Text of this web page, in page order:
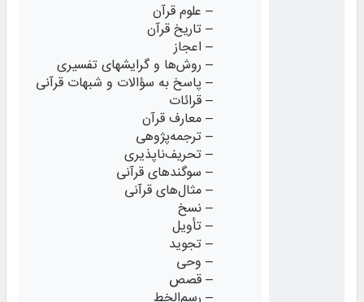
– علوم قرآن
– تاریخ قرآن
– اعجاز
– روش‌ها و گرایشهای تفسیری
– پاسخ به سؤالات و شبهات قرآنی
– قرائات
– معارف قرآن
– ترجمه‌پژوهی
– تحریف‌ناپذیری
– سوگندهای قرآنی
– مثال‌های قرآنی
– نسخ
– تأویل
– تجوید
– وحی
– قصص